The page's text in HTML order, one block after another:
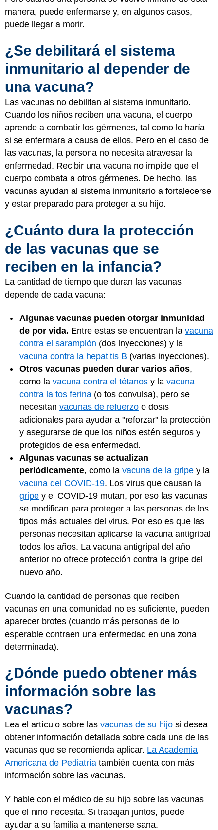
manera, puede enfermarse y, en algunos casos,
puede llegar a morir.
¿Se debilitará el sistema
inmunitario al depender de
una vacuna?
Las vacunas no debilitan al sistema inmunitario.
Cuando los niños reciben una vacuna, el cuerpo
aprende a combatir los gérmenes, tal como lo haría
si se enfermara a causa de ellos. Pero en el caso de
las vacunas, la persona no necesita atravesar la
enfermedad. Recibir una vacuna no impide que el
cuerpo combata a otros gérmenes. De hecho, las
vacunas ayudan al sistema inmunitario a fortalecerse
y estar preparado para proteger a su hijo.
¿Cuánto dura la protección
de las vacunas que se
reciben en la infancia?
La cantidad de tiempo que duran las vacunas
depende de cada vacuna:
Algunas vacunas pueden otorgar inmunidad
de por vida. Entre estas se encuentran la vacuna
contra el sarampión (dos inyecciones) y la
vacuna contra la hepatitis B (varias inyecciones).
Otros vacunas pueden durar varios años,
como la vacuna contra el tétanos y la vacuna
contra la tos ferina (o tos convulsa), pero se
necesitan vacunas de refuerzo o dosis
adicionales para ayudar a "reforzar" la protección
y asegurarse de que los niños estén seguros y
protegidos de esa enfermedad.
Algunas vacunas se actualizan
periódicamente, como la vacuna de la gripe y la
vacuna del COVID-19. Los virus que causan la
gripe y el COVID-19 mutan, por eso las vacunas
se modifican para proteger a las personas de los
tipos más actuales del virus. Por eso es que las
personas necesitan aplicarse la vacuna antigripal
todos los años. La vacuna antigripal del año
anterior no ofrece protección contra la gripe del
nuevo año.
Cuando la cantidad de personas que reciben
vacunas en una comunidad no es suficiente, pueden
aparecer brotes (cuando más personas de lo
esperable contraen una enfermedad en una zona
determinada).
¿Dónde puedo obtener más
información sobre las
vacunas?
Lea el artículo sobre las vacunas de su hijo si desea
obtener información detallada sobre cada una de las
vacunas que se recomienda aplicar. La Academia
Americana de Pediatría también cuenta con más
información sobre las vacunas.
Y hable con el médico de su hijo sobre las vacunas
que el niño necesita. Si trabajan juntos, puede
ayudar a su familia a mantenerse sana.